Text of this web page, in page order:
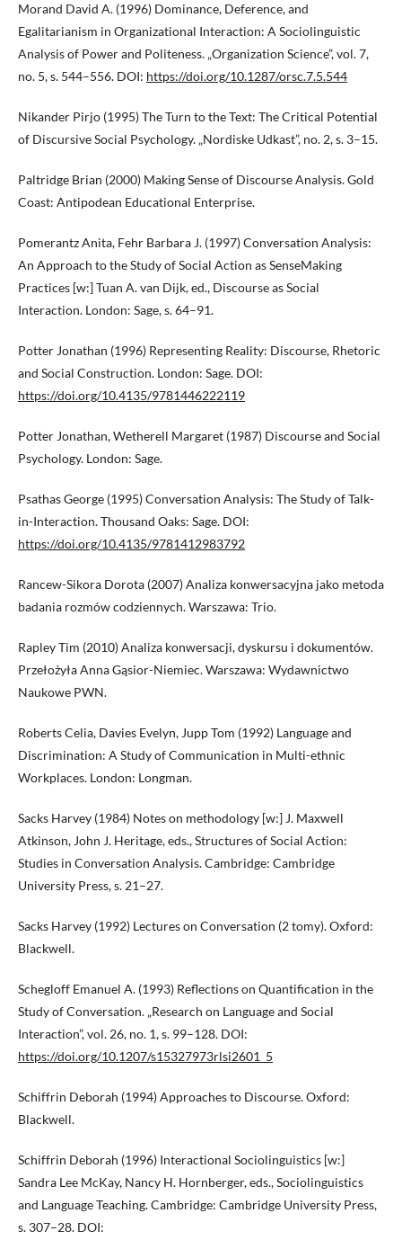
Morand David A. (1996) Dominance, Deference, and
Egalitarianism in Organizational Interaction: A Sociolinguistic
Analysis of Power and Politeness. „Organization Science”, vol. 7,
no. 5, s. 544–556. DOI: https://doi.org/10.1287/orsc.7.5.544
Nikander Pirjo (1995) The Turn to the Text: The Critical Potential
of Discursive Social Psychology. „Nordiske Udkast”, no. 2, s. 3–15.
Paltridge Brian (2000) Making Sense of Discourse Analysis. Gold
Coast: Antipodean Educational Enterprise.
Pomerantz Anita, Fehr Barbara J. (1997) Conversation Analysis:
An Approach to the Study of Social Action as SenseMaking
Practices [w:] Tuan A. van Dijk, ed., Discourse as Social
Interaction. London: Sage, s. 64–91.
Potter Jonathan (1996) Representing Reality: Discourse, Rhetoric
and Social Construction. London: Sage. DOI:
https://doi.org/10.4135/9781446222119
Potter Jonathan, Wetherell Margaret (1987) Discourse and Social
Psychology. London: Sage.
Psathas George (1995) Conversation Analysis: The Study of Talk-
in-Interaction. Thousand Oaks: Sage. DOI:
https://doi.org/10.4135/9781412983792
Rancew-Sikora Dorota (2007) Analiza konwersacyjna jako metoda
badania rozmów codziennych. Warszawa: Trio.
Rapley Tim (2010) Analiza konwersacji, dyskursu i dokumentów.
Przełożyła Anna Gąsior-Niemiec. Warszawa: Wydawnictwo
Naukowe PWN.
Roberts Celia, Davies Evelyn, Jupp Tom (1992) Language and
Discrimination: A Study of Communication in Multi-ethnic
Workplaces. London: Longman.
Sacks Harvey (1984) Notes on methodology [w:] J. Maxwell
Atkinson, John J. Heritage, eds., Structures of Social Action:
Studies in Conversation Analysis. Cambridge: Cambridge
University Press, s. 21–27.
Sacks Harvey (1992) Lectures on Conversation (2 tomy). Oxford:
Blackwell.
Schegloff Emanuel A. (1993) Reflections on Quantification in the
Study of Conversation. „Research on Language and Social
Interaction”, vol. 26, no. 1, s. 99–128. DOI:
https://doi.org/10.1207/s15327973rlsi2601_5
Schiffrin Deborah (1994) Approaches to Discourse. Oxford:
Blackwell.
Schiffrin Deborah (1996) Interactional Sociolinguistics [w:]
Sandra Lee McKay, Nancy H. Hornberger, eds., Sociolinguistics
and Language Teaching. Cambridge: Cambridge University Press,
s. 307–28. DOI: